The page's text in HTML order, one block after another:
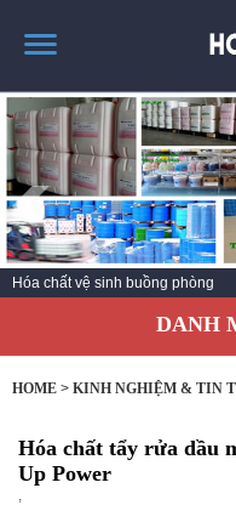
TRANG CHỦ
GIỚI THIỆU
SẢN PHẨM HÓT
KINH NGHIỆM & TIN TỨC
LIÊN HỆ
Hóa chất vệ sinh nhà bếp
DANH
HOME > KINH NGHIỆM & TIN
Hóa chất tẩy rửa dầu
Up Power
,